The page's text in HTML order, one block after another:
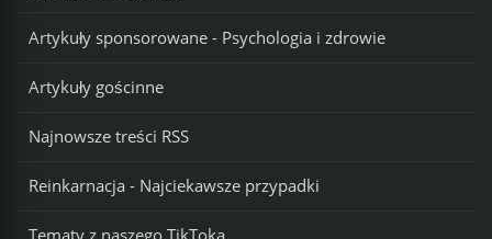
Artykuły sponsorowane - Psychologia i zdrowie
Artykuły gościnne
Najnowsze treści RSS
Reinkarnacja - Najciekawsze przypadki